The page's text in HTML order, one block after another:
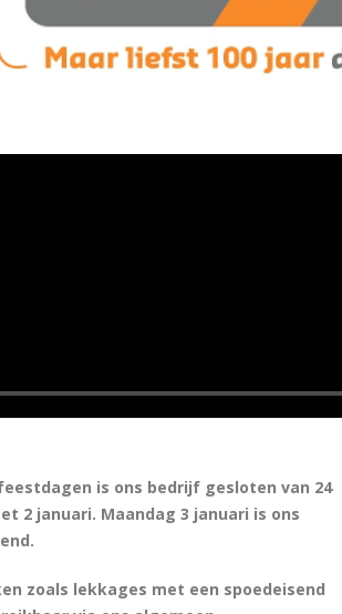
is ons bedrijf gesloten van 24
2 januari. Maandag 3 januari is ons
zoals lekkages met een spoedeisend